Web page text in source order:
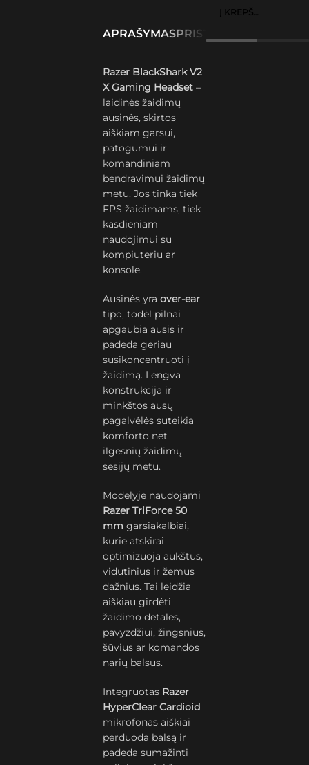
APRAŠYMASPRISTATYMAS IR
Razer BlackShark V2
X Gaming Headset –
laidinės žaidimų
ausinės, skirtos
aiškiam garsui,
patogumui ir
komandiniam
bendravimui žaidimų
metu. Jos tinka tiek
FPS žaidimams, tiek
kasdieniam
naudojimui su
kompiuteriu ar
konsole.
Ausinės yraover-ear
tipo, todėl pilnai
apgaubia ausis ir
padeda geriau
susikoncentruoti į
žaidimą. Lengva
konstrukcija ir
minkštos ausų
pagalvėlės suteikia
komforto net
ilgesnių žaidimų
sesijų metu.
Modelyje naudojami
Razer TriForce 50
mm garsiakalbiai,
kurie atskirai
optimizuoja aukštus,
vidutinius ir žemus
dažnius. Tai leidžia
aiškiau girdėti
žaidimo detales,
pavyzdžiui, žingsnius,
šūvius ar komandos
narių balsus.
Integruotas Razer
HyperClear Cardioid
mikrofonas aiškiai
perduoda balsą ir
padeda sumažinti
Į KREPŠELĮ